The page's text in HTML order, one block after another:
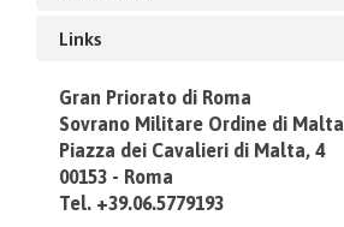
Links
Gran Priorato di Roma
Sovrano Militare Ordine di Malta
Piazza dei Cavalieri di Malta, 4
00153 - Roma
Tel. +39.06.5779193